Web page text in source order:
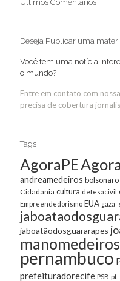
Últimos Comentários
Deseja Publicar uma
Você tem uma notícia
o mundo?
Entre em contato com
precisa de cobertura
Tags
AgoraPE
andreamedeiros bolsonaro
Cidadania cultura defesacivil
Empreendedorismo EUA gaza
jaboatãodosguararapes
manomedeiros
pernambuco
prefeituradorecife PSB pt